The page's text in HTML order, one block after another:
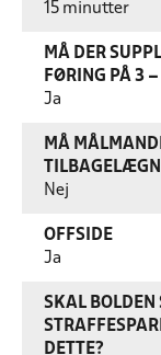
15 minutter
MÅ DER
FØRING PÅ 3
Ja
MÅ
Nej
OFFSIDE
Ja
SKAL BOLDEN
DETTE?